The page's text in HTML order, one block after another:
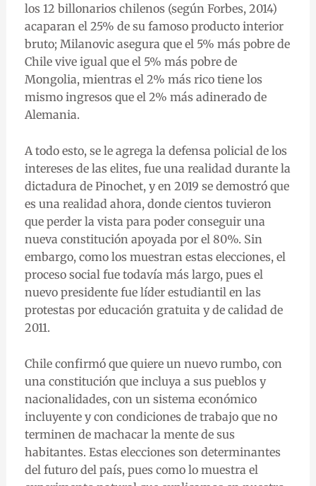
los 12 billonarios chilenos (según Forbes, 2014)
acaparan el 25% de su famoso producto interior
bruto; Milanovic asegura que el 5% más pobre de
Chile vive igual que el 5% más pobre de
Mongolia, mientras el 2% más rico tiene los
mismo ingresos que el 2% más adinerado de
Alemania.
A todo esto, se le agrega la defensa policial de los
intereses de las elites, fue una realidad durante la
dictadura de Pinochet, y en 2019 se demostró que
es una realidad ahora, donde cientos tuvieron
que perder la vista para poder conseguir una
nueva constitución apoyada por el 80%. Sin
embargo, como los muestran estas elecciones, el
proceso social fue todavía más largo, pues el
nuevo presidente fue líder estudiantil en las
protestas por educación gratuita y de calidad de
2011.
Chile confirmó que quiere un nuevo rumbo, con
una constitución que incluya a sus pueblos y
nacionalidades, con un sistema económico
incluyente y con condiciones de trabajo que no
terminen de machacar la mente de sus
habitantes. Estas elecciones son determinantes
del futuro del país, pues como lo muestra el